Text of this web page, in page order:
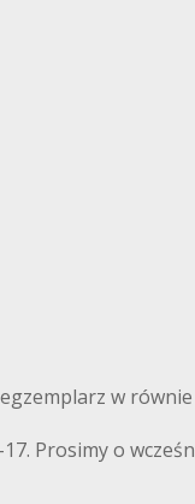
w
Prosimy o